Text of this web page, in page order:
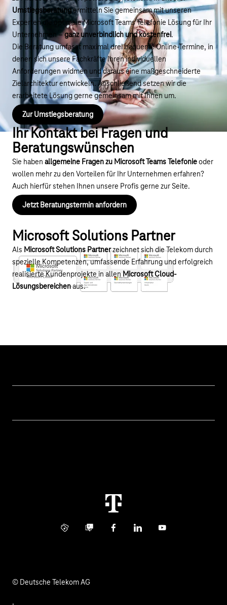
Umstiegsberatungermitteln Sie gemeinsam mit unseren
Experten die optimale Microsoft Teams Telefonie Lösung für Ihr
Unternehmen –ganz unverbindlich und kostenfrei.
Die Beratung umfasst maximal drei bequeme Online-Termine, in
denen sich unsere Fachkräfte Ihren individuellen
Anforderungen widmen und daraus eine maßgeschneiderte
Zielarchitektur entwickeln. Anschließend setzen wir die
erarbeitete Lösung gerne gemeinsam mit Ihnen um.
Zur Umstiegsberatung
Ihr Kontakt bei Fragen und
Beratungswünschen
Sie haben allgemeine Fragen zu Microsoft Teams Telefonieoder
wollen mehr zu den Vorteilen für Ihr Unternehmen erfahren?
Auch hierfür stehen Ihnen unsere Profis gerne zur Seite.
Jetzt Beratungstermin anfordern
Microsoft Solutions Partner
Als Microsoft Solutions Partnerzeichnet sich die Telekom durch
spezielle Kompetenzen, umfassende Erfahrung und erfolgreich
realisierte Kundenprojekte in allen Microsoft Cloud-
Lösungsbereichenaus.
Info ServiceBusiness Community
FacebookLinkedInYouTube
© Deutsche Telekom AG